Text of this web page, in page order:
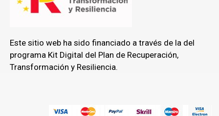
Este sitio web ha sido financiado a través de la del
programa Kit Digital del Plan de Recuperación,
Transformación y Resiliencia.